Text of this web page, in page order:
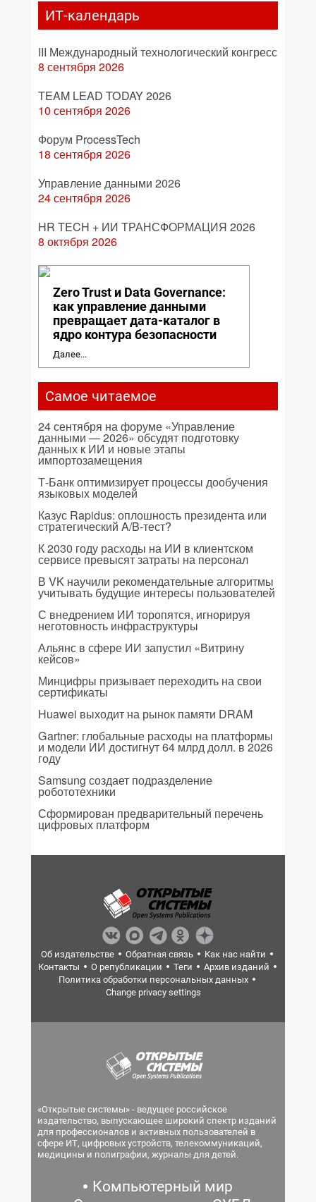
ИТ-календарь
III Международный технологический конгресс
8 сентября 2026
TEAM LEAD TODAY 2026
10 сентября 2026
Форум ProcessTech
18 сентября 2026
Управление данными 2026
24 сентября 2026
HR TECH + ИИ ТРАНСФОРМАЦИЯ 2026
8 октября 2026
Zero Trust и Data Governance:
как управление данными
превращает дата-каталог в
ядро контура безопасности
Далее...
Самое читаемое
24 сентября на форуме «Управление
данными — 2026» обсудят подготовку
данных к ИИ и новые этапы
импортозамещения
Т-Банк оптимизирует процессы дообучения
языковых моделей
Казус Rapidus: оплошность президента или
стратегический A/B-тест?
К 2030 году расходы на ИИ в клиентском
сервисе превысят затраты на персонал
В VK научили рекомендательные алгоритмы
учитывать будущие интересы пользователей
С внедрением ИИ торопятся, игнорируя
неготовность инфраструктуры
Альянс в сфере ИИ запустил «Витрину
кейсов»
Минцифры призывает переходить на свои
сертификаты
Huawei выходит на рынок памяти DRAM
Gartner: глобальные расходы на платформы
и модели ИИ достигнут 64 млрд долл. в 2026
году
Samsung создает подразделение
робототехники
Сформирован предварительный перечень
цифровых платформ
Об издательстве Обратная связь
Как нас найти
Контакты
О републикации Теги
Архив изданий
Политика обработки персональных данных
Change privacy settings
«Открытые системы» - ведущее российское
издательство, выпускающее широкий спектр изданий
для профессионалов и активных пользователей в
сфере ИТ, цифровых устройств, телекоммуникаций,
медицины и полиграфии, журналы для детей.
Компьютерный мир